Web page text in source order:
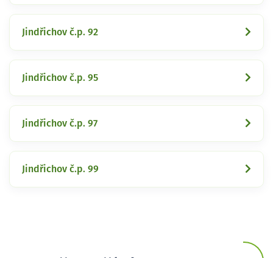
Jindřichov č.p. 92
Jindřichov č.p. 95
Jindřichov č.p. 97
Jindřichov č.p. 99